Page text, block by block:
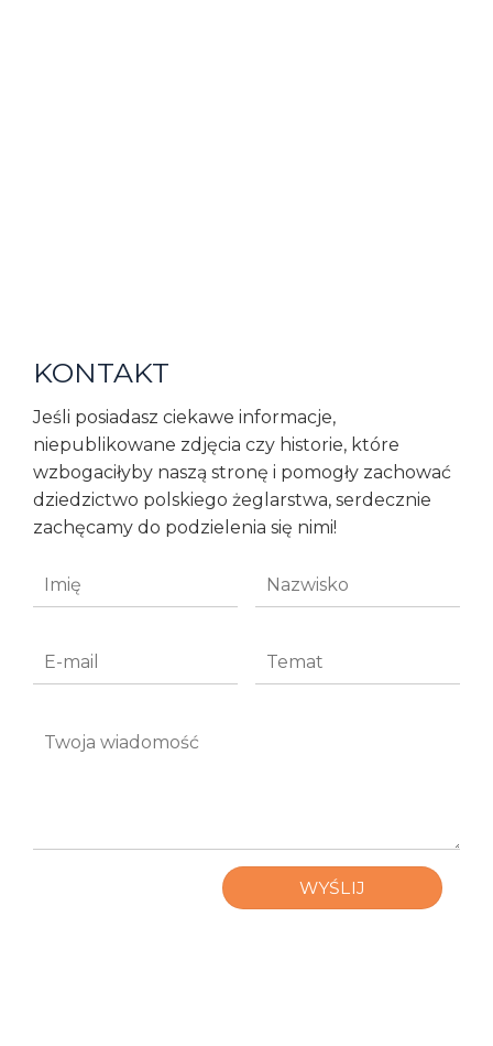
KONTAKT
Jeśli posiadasz ciekawe informacje,
niepublikowane zdjęcia czy historie, które
wzbogaciłyby naszą stronę i pomogły zachować
dziedzictwo polskiego żeglarstwa, serdecznie
zachęcamy do podzielenia się nimi!